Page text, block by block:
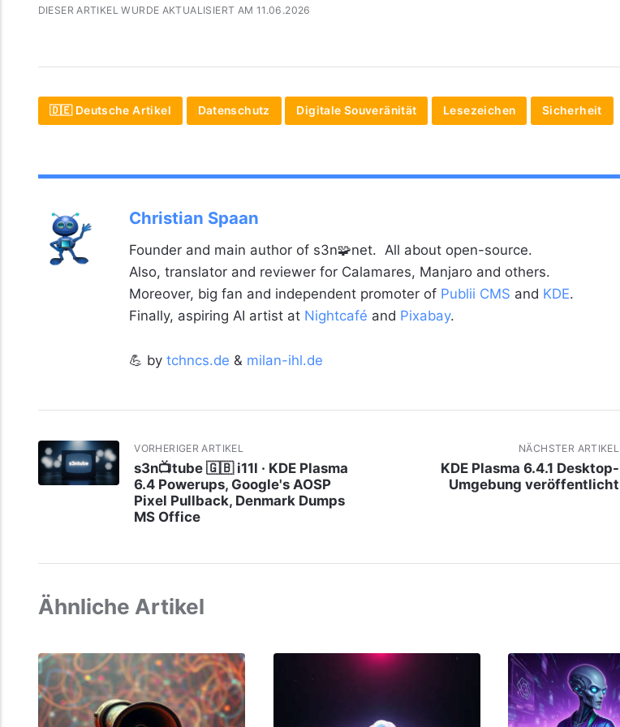
DIESER ARTIKEL WURDE AKTUALISIERT AM 11.06.2026
🇩🇪 Deutsche Artikel Datenschutz Digitale Souveränität Lesezeichen Sicherheit
Christian Spaan
Founder and main author of s3n🧩net. All about open-source.
Also, translator and reviewer for Calamares, Manjaro and others.
Moreover, big fan and independent promoter of Publii CMS and KDE.
Finally, aspiring AI artist at Nightcafé and Pixabay.
💪 by tchncs.de & milan-ihl.de
VORHERIGER ARTIKEL
s3n📺tube 🇬🇧 i11l · KDE Plasma
6.4 Powerups, Google's AOSP
Pixel Pullback, Denmark Dumps
MS Office
NÄCHSTER ARTIKEL
KDE Plasma 6.4.1 Desktop-
Umgebung veröffentlicht
Ähnliche Artikel